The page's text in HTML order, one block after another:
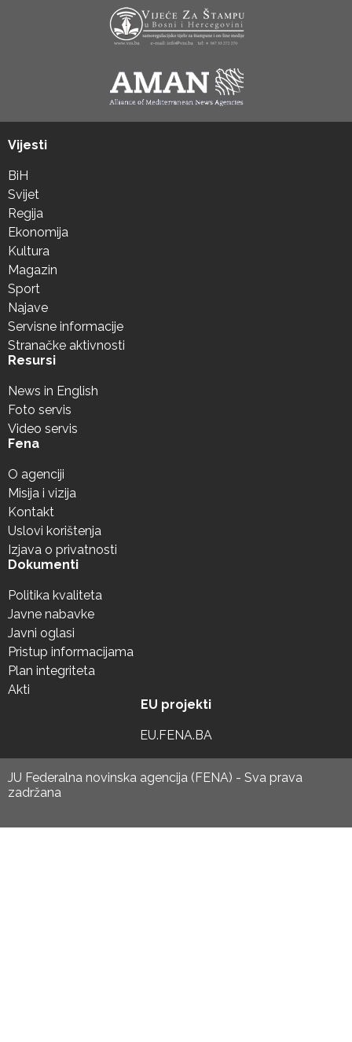
Vijesti
BiH
Svijet
Regija
Ekonomija
Kultura
Magazin
Sport
Najave
Servisne informacije
Stranačke aktivnosti
Resursi
News in English
Foto servis
Video servis
Fena
O agenciji
Misija i vizija
Kontakt
Uslovi korištenja
Izjava o privatnosti
Dokumenti
Politika kvaliteta
Javne nabavke
Javni oglasi
Pristup informacijama
Plan integriteta
Akti
EU projekti
EU.FENA.BA
JU Federalna novinska agencija (FENA) - Sva prava
zadržana